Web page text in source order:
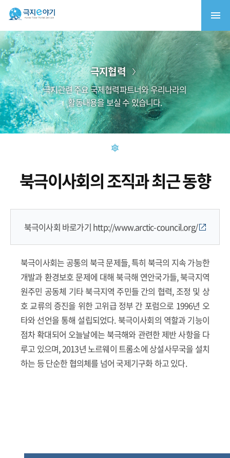
극지협력
극지관련 주요 국제협력파트너와 우리나라의
활동내용을 보실 수 있습니다.
북극이사회의 조직과 최근 동향
북극이사회 바로가기 http://www.arctic-council.org/
북극이사회는 공통의 북극 문제들, 특히 북극의 지속 가능한
개발과 환경보호 문제에 대해 북극해 연안국가들, 북극지역
원주민 공동체 기타 북극지역 주민들 간의 협력, 조정 및 상
호 교류의 증진을 위한 고위급 정부 간 포럼으로 1996년 오
타와 선언을 통해 설립되었다. 북극이사회의 역할과 기능이
점차 확대되어 오늘날에는 북극해와 관련한 제반 사항을 다
루고 있으며, 2013년 노르웨이 트롬소에 상설사무국을 설치
하는 등 단순한 협의체를 넘어 국제기구화 하고 있다.